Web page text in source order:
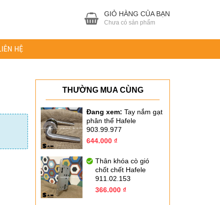
GIỎ HÀNG CỦA BẠN
Chưa có sản phẩm
HỆ
THƯỜNG MUA CÙNG
Đang xem:Tay nắm gạt
phân thể Hafele
903.99.977
Giá
là:
920.000 ₫.
644.000 ₫Giá
là:
644.000 ₫.
Thân khóa cò gió
chốt chết Hafele
911.02.153
Giá
366.000 ₫Giá